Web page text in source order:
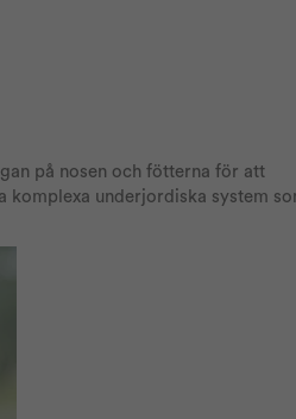
på nosen och fötterna för att
komplexa underjordiska system